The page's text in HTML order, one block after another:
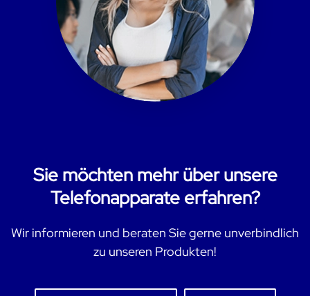
Sie möchten mehr über unsere
Telefonapparate erfahren?
Wir informieren und beraten Sie gerne unverbindlich
zu unseren Produkten!